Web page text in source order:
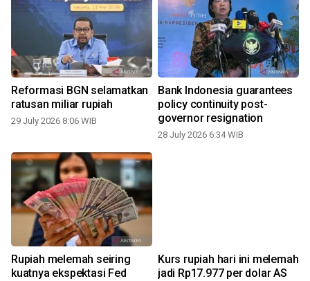
Reformasi BGN selamatkan
ratusan miliar rupiah
29 July 2026 8:06 WIB
Bank Indonesia guarantees
policy continuity post-
governor resignation
28 July 2026 6:34 WIB
Rupiah melemah seiring
kuatnya ekspektasi Fed
Kurs rupiah hari ini melemah
jadi Rp17.977 per dolar AS